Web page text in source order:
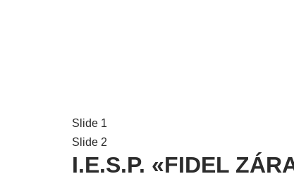
Slide 1
Slide 2
I.E.S.P. «FIDEL